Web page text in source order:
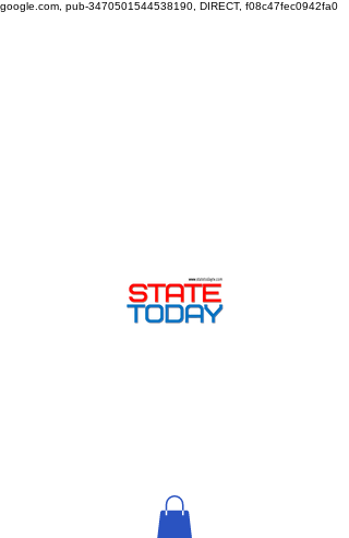
google.com, pub-3470501544538190, DIRECT, f08c47fec0942fa0